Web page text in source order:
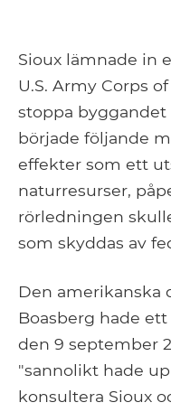
Sioux lämnade in
U.S. Army Corps
stoppa byggandet
började följande
effekter som ett
naturresurser,
rörledningen
som skyddas av
Den amerikanska
Boasberg hade
den 9 september
"sannolikt hade
konsultera Sioux